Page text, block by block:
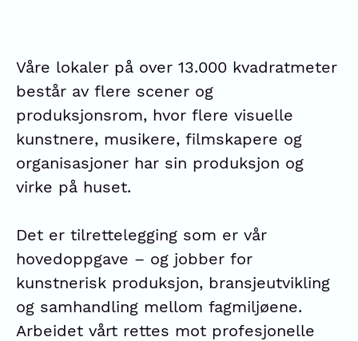
Våre lokaler på over 13.000 kvadratmeter
består av flere scener og
produksjonsrom, hvor flere visuelle
kunstnere, musikere, filmskapere og
organisasjoner har sin produksjon og
virke på huset.
Det er tilrettelegging som er vår
hovedoppgave – og jobber for
kunstnerisk produksjon, bransjeutvikling
og samhandling mellom fagmiljøene.
Arbeidet vårt rettes mot profesjonelle